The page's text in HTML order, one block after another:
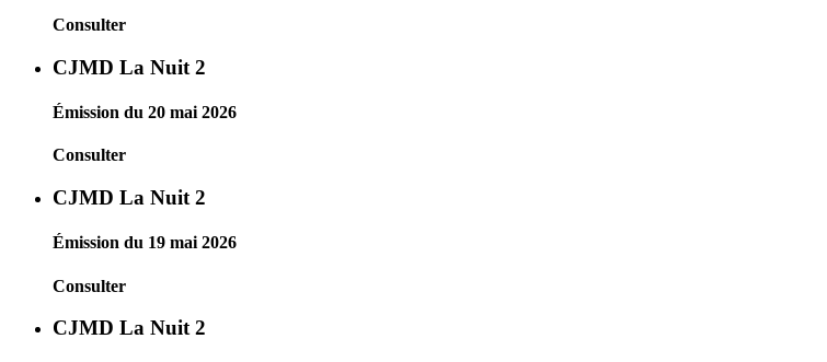
Consulter
CJMD La Nuit 2
Émission du 20 mai 2026
Consulter
CJMD La Nuit 2
Émission du 19 mai 2026
Consulter
CJMD La Nuit 2